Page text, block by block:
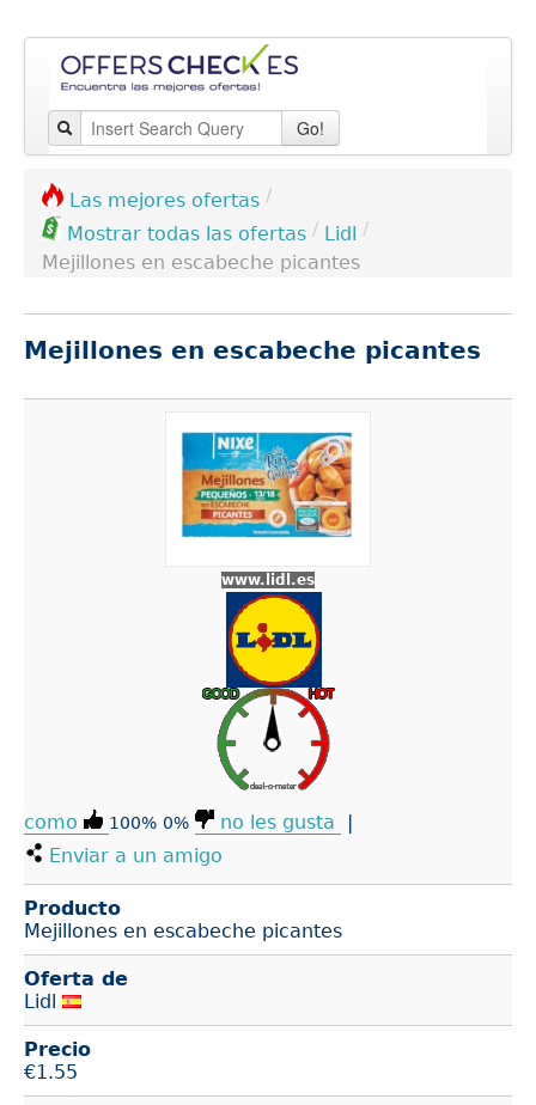
Go!
Las mejores ofertas /
Mostrar todas las ofertas / Lidl /
Mejillones en escabeche picantes
Mejillones en escabeche picantes
www.lidl.es
como 100% 0% no les gusta
|
Enviar a un amigo
Producto
Mejillones en escabeche picantes
Oferta de
Lidl
Precio
€1.55